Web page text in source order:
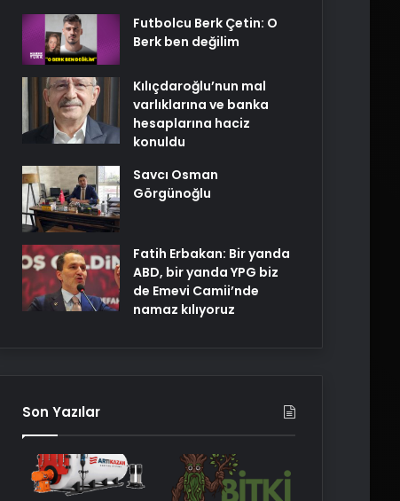
Futbolcu Berk Çetin: O
Berk ben değilim
Kılıçdaroğlu’nun mal
varlıklarına ve banka
hesaplarına haciz
konuldu
Savcı Osman
Görgünoğlu
Fatih Erbakan: Bir yanda
ABD, bir yanda YPG biz
de Emevi Camii’nde
namaz kılıyoruz
Son Yazılar